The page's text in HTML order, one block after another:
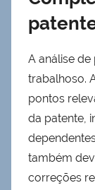
A análise
trabalhoso.
pontos
da patente,
também
correções